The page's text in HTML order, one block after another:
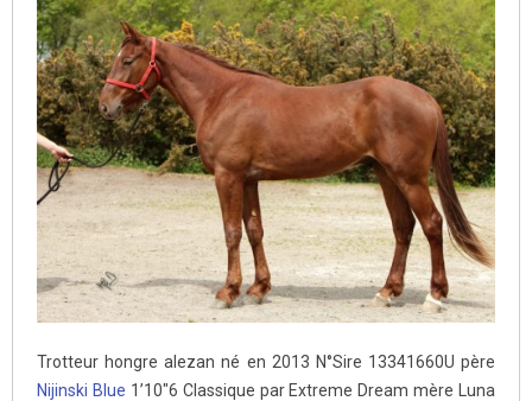
Trotteur hongre alezan né en 2013 N°Sire 13341660U père
Nijinski Blue 1’10″6 Classique par Extreme Dream mère Luna